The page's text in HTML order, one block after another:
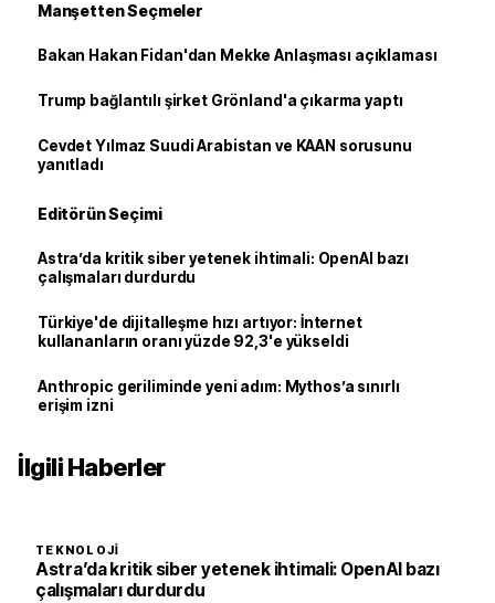
Manşetten Seçmeler
Bakan Hakan Fidan'dan Mekke Anlaşması açıklaması
Trump bağlantılı şirket Grönland'a çıkarma yaptı
Cevdet Yılmaz Suudi Arabistan ve KAAN sorusunu
yanıtladı
Editörün Seçimi
Astra’da kritik siber yetenek ihtimali: OpenAI bazı
çalışmaları durdurdu
Türkiye'de dijitalleşme hızı artıyor: İnternet
kullananların oranı yüzde 92,3'e yükseldi
Anthropic geriliminde yeni adım: Mythos’a sınırlı
erişim izni
İlgili Haberler
TEKNOLOJI
Astra’da kritik siber yetenek ihtimali: OpenAI bazı
çalışmaları durdurdu